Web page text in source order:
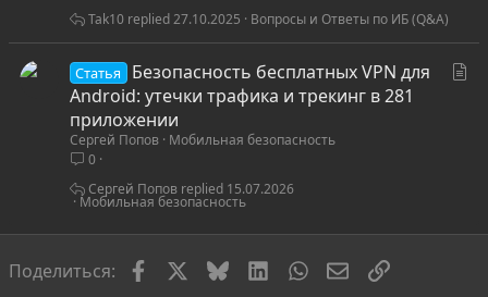
н
Вопросы и Ответы по ИБ (Q&A)
27.10.2025
Tak10
Статья
Безопасность бесплатных VPN для
Android: утечки трафика и трекинг в 281
приложении
Сергей Попов Мобильная безопасность
0
Мобильная безопасность
15.07.2026
Сергей Попов
Поделиться: FacebookBlueskyLinkedInWhatsAppЭлектронная
Ссылка